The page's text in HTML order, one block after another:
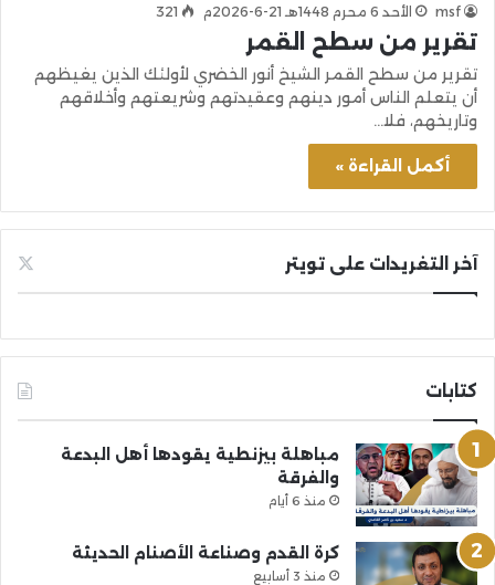
msf الأحد 6 محرم 1448هـ 21-6-2026م 321
تقرير من سطح القمر
تقرير من سطح القمر الشيخ أنور الخضري لأولئك الذين يغيظهم
أن يتعلم الناس أمور دينهم وعقيدتهم وشريعتهم وأخلاقهم
وتاريخهم، فلا…
أكمل القراءة »
آخر التغريدات على تويتر
كتابات
مباهلة بيزنطية يقودها أهل البدعة
والفرقة
منذ 6 أيام
كرة القدم وصناعة الأصنام الحديثة
منذ 3 أسابيع